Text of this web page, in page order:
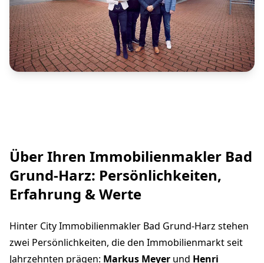
Über Ihren Immobilienmakler Bad
Grund-Harz: Persönlichkeiten,
Erfahrung & Werte
Hinter City Immobilienmakler Bad Grund-Harz stehen
zwei Persönlichkeiten, die den Immobilienmarkt seit
Jahrzehnten prägen: Markus Meyer und Henri